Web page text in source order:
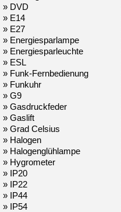
» DVD
» E14
» E27
» Energiesparlampe
» Energiesparleuchte
» ESL
» Funk-Fernbedienung
» Funkuhr
» G9
» Gasdruckfeder
» Gaslift
» Grad Celsius
» Halogen
» Halogenglühlampe
» Hygrometer
» IP20
» IP22
» IP44
» IP54